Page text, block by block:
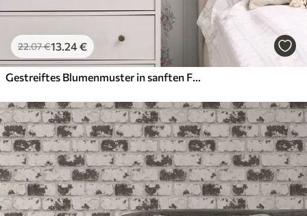
22.07€13.24€
Gestreiftes Blumenmuster in sanften Farben